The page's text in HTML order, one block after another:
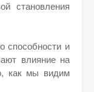
становления
способности и
влияние на
как мы видим